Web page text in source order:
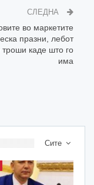
СЛЕДНА
во маркетите
празни, лебот
троши каде што го
има
Сите